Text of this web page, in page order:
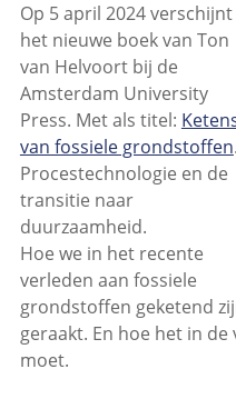
Op 5 april 2024 verschijnt
het nieuwe boek van Ton
van Helvoort bij de
Amsterdam University
Press. Met als titel:
van fossiele grondstoffen.
Procestechnologie en de
transitie naar
duurzaamheid.
Hoe we in het recente
verleden aan fossiele
grondstoffen geketend
geraakt. En hoe het in
moet.